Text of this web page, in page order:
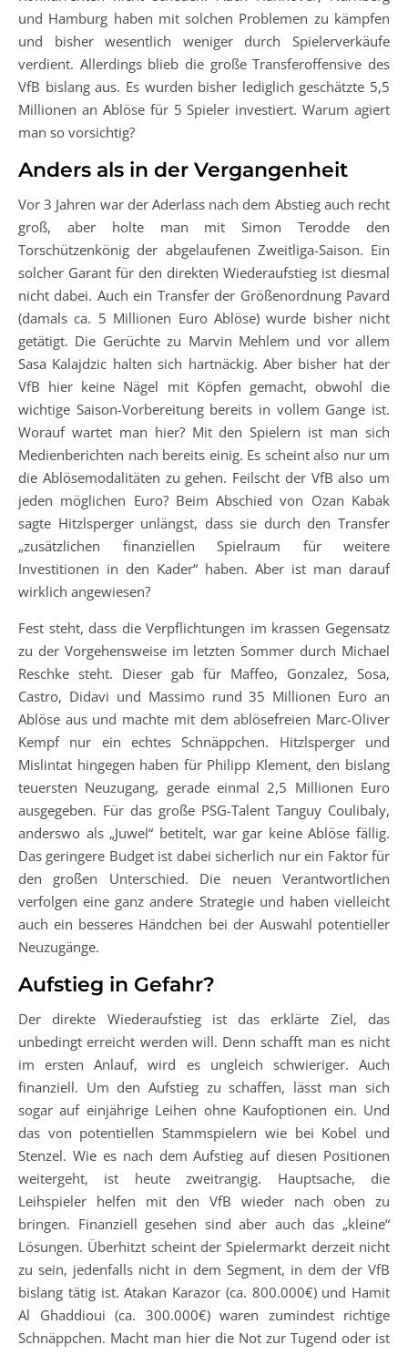
und Hamburg haben mit solchen Problemen zu kämpfen
und bisher wesentlich weniger durch Spielerverkäufe
verdient. Allerdings blieb die große Transferoffensive des
VfB bislang aus. Es wurden bisher lediglich geschätzte 5,5
Millionen an Ablöse für 5 Spieler investiert. Warum agiert
man so vorsichtig?
Anders als in der Vergangenheit
Vor 3 Jahren war der Aderlass nach dem Abstieg auch recht
groß, aber holte man mit Simon Terodde den
Torschützenkönig der abgelaufenen Zweitliga-Saison. Ein
solcher Garant für den direkten Wiederaufstieg ist diesmal
nicht dabei. Auch ein Transfer der Größenordnung Pavard
(damals ca. 5 Millionen Euro Ablöse) wurde bisher nicht
getätigt. Die Gerüchte zu Marvin Mehlem und vor allem
Sasa Kalajdzic halten sich hartnäckig. Aber bisher hat der
VfB hier keine Nägel mit Köpfen gemacht, obwohl die
wichtige Saison-Vorbereitung bereits in vollem Gange ist.
Worauf wartet man hier? Mit den Spielern ist man sich
Medienberichten nach bereits einig. Es scheint also nur um
die Ablösemodalitäten zu gehen. Feilscht der VfB also um
jeden möglichen Euro? Beim Abschied von Ozan Kabak
sagte Hitzlsperger unlängst, dass sie durch den Transfer
„zusätzlichen finanziellen Spielraum für weitere
Investitionen in den Kader“ haben. Aber ist man darauf
wirklich angewiesen?
Fest steht, dass die Verpflichtungen im krassen Gegensatz
zu der Vorgehensweise im letzten Sommer durch Michael
Reschke steht. Dieser gab für Maffeo, Gonzalez, Sosa,
Castro, Didavi und Massimo rund 35 Millionen Euro an
Ablöse aus und machte mit dem ablösefreien Marc-Oliver
Kempf nur ein echtes Schnäppchen. Hitzlsperger und
Mislintat hingegen haben für Philipp Klement, den bislang
teuersten Neuzugang, gerade einmal 2,5 Millionen Euro
ausgegeben. Für das große PSG-Talent Tanguy Coulibaly,
anderswo als „Juwel“ betitelt, war gar keine Ablöse fällig.
Das geringere Budget ist dabei sicherlich nur ein Faktor für
den großen Unterschied. Die neuen Verantwortlichen
verfolgen eine ganz andere Strategie und haben vielleicht
auch ein besseres Händchen bei der Auswahl potentieller
Neuzugänge.
Aufstieg in Gefahr?
Der direkte Wiederaufstieg ist das erklärte Ziel, das
unbedingt erreicht werden will. Denn schafft man es nicht
im ersten Anlauf, wird es ungleich schwieriger. Auch
finanziell. Um den Aufstieg zu schaffen, lässt man sich
sogar auf einjährige Leihen ohne Kaufoptionen ein. Und
das von potentiellen Stammspielern wie bei Kobel und
Stenzel. Wie es nach dem Aufstieg auf diesen Positionen
weitergeht, ist heute zweitrangig. Hauptsache, die
Leihspieler helfen mit den VfB wieder nach oben zu
bringen. Finanziell gesehen sind aber auch das „kleine“
Lösungen. Überhitzt scheint der Spielermarkt derzeit nicht
zu sein, jedenfalls nicht in dem Segment, in dem der VfB
bislang tätig ist. Atakan Karazor (ca. 800.000€) und Hamit
Al Ghaddioui (ca. 300.000€) waren zumindest richtige
Schnäppchen. Macht man hier die Not zur Tugend oder ist